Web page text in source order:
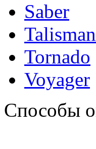
Saber
Talisman
Tornado
Voyager
Способы